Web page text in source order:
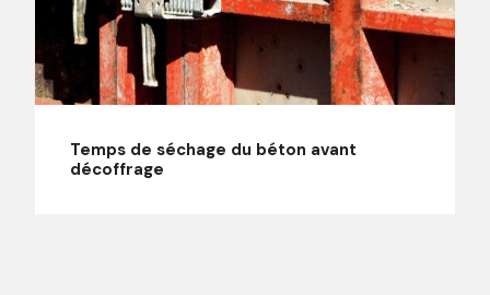
Temps de séchage du béton avant
décoffrage